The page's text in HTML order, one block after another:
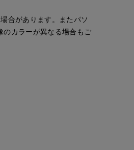
合があります。またパソ
のカラーが異なる場合もご